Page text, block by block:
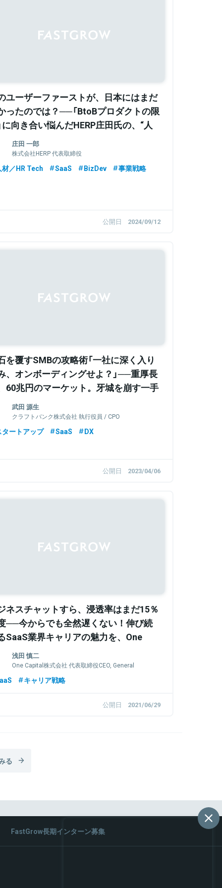
ユーザーファーストが、日本にはまだ
ったのでは？──「BtoBプロダクトの限
に向き合い悩んだHERP庄田氏の、“人
時間”を解き放つコンパウンドHR戦略
庄田 一郎
株式会社HERP 代表取締役
材／HR Tech SaaS BizDev 事業戦略
公開日 2024/09/12
を覆すSMBの攻略術「一社に深く入り
、オンボーディングせよ？」──重厚長
60兆円のマーケット。牙城を崩す一手
クラフトバンクの若き事業家に聞く
武田 源生
クラフトバンク株式会社 執行役員 / CPO
タートアップ SaaS DX
公開日 2023/04/06
ネスチャットすら、浸透率はまだ15％
──今からでも全然遅くない！伸び続
SaaS業界キャリアの魅力を、One
浅田・Chatwork福田らに学ぶ
浅田 慎二
One Capital株式会社 代表取締役CEO, General
キャリア戦略
公開日 2021/06/29
る
FastGrow長期インターン募集